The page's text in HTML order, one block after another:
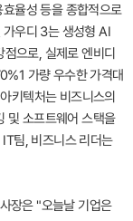
율성 등을 종합적으로
우디 3는 생성형 AI
으로, 실제로 엔비디
가량 우수한 가격대
키텍처는 비즈니스의
및 소프트웨어 스택을
팀, 비즈니스 리더는
장은 "오늘날 기업은